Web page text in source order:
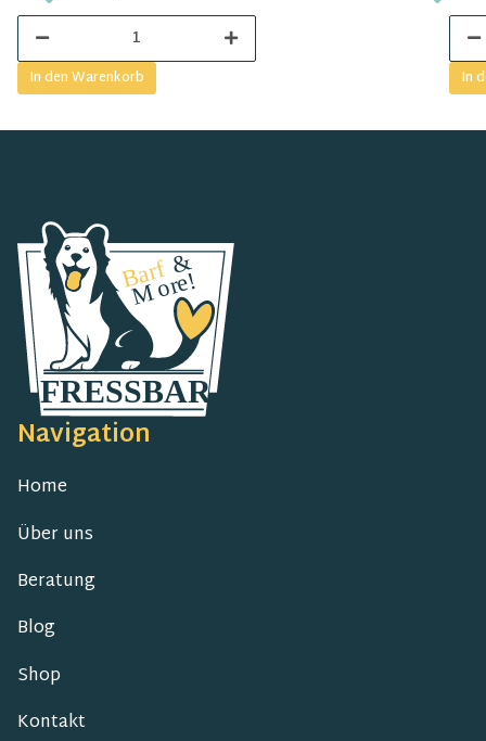
In den Warenkorb In
Navigation
Home
Über uns
Beratung
Blog
Shop
Kontakt